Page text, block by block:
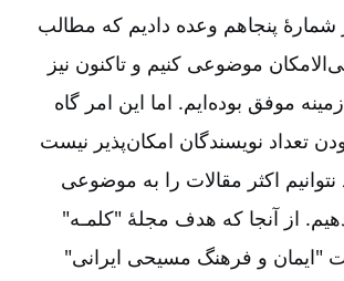
شمارۀ پنجاهم وعده دادیم که مطالب
موضوعی کنیم و تاکنون نیز
موفق بوده‌ایم. اما این امر گاه
تعداد نویسندگان امکان‌پذیر نیست
اکثر مقالات را به موضوعی
از آنجا که هدف مجلۀ "کلمـه"
"ایمان و فرهنگ مسیحی ایرانی"